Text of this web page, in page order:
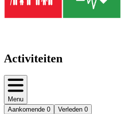
Activiteiten
Menu
Aankomende 0 Verleden 0